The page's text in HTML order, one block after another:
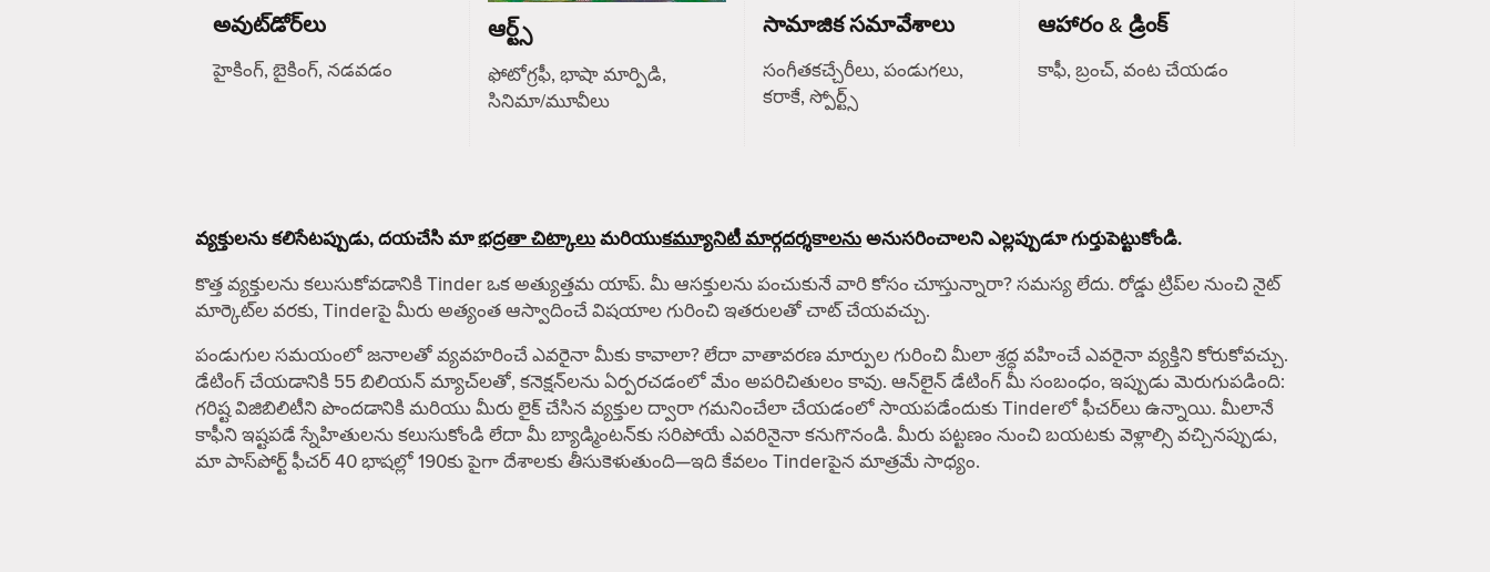
అవుట్‌డోర్‌లు
హైకింగ్, బైకింగ్, నడవడం
ఆర్ట్స్
ఫోటోగ్రఫీ, భాషా మార్పిడి,
సినిమా/మూవీలు
సామాజిక సమావేశాలు
సంగీతకచ్చేరీలు, పండుగలు,
కరాకే, స్పోర్ట్స్
ఆహారం & డ్రింక్
కాఫీ, బ్రంచ్, వంట చేయడం
వ్యక్తులను కలిసేటప్పుడు, దయచేసి మాభద్రతా చిట్కాలుమరియుకమ్యూనిటీ మార్గదర్శకాలనుఅనుసరించాలని ఎల్లప్పుడూ గుర్తుపెట్టుకోండి.
కొత్త వ్యక్తులను కలుసుకోవడానికి Tinder ఒక అత్యుత్తమ యాప్. మీ ఆసక్తులను పంచుకునే వారి కోసం చూస్తున్నారా? సమస్య లేదు. రోడ్డు ట్రిప్‌ల నుంచి నైట్
మార్కెట్‌ల వరకు, Tinderపై మీరు అత్యంత ఆస్వాదించే విషయాల గురించి ఇతరులతో చాట్ చేయవచ్చు.
పండుగుల సమయంలో జనాలతో వ్యవహరించే ఎవరైనా మీకు కావాలా? లేదా వాతావరణ మార్పుల గురించి మీలా శ్రద్ధ వహించే ఎవరైనా వ్యక్తిని కోరుకోవచ్చు.
డేటింగ్ చేయడానికి 55 బిలియన్ మ్యాచ్‌లతో, కనెక్షన్‌లను ఏర్పరచడంలో మేం అపరిచితులం కావు. ఆన్‌లైన్ డేటింగ్ మీ సంబంధం, ఇప్పుడు మెరుగుపడింది:
గరిష్ట విజిబిలిటీని పొందడానికి మరియు మీరు లైక్ చేసిన వ్యక్తుల ద్వారా గమనించేలా చేయడంలో సాయపడేందుకు Tinderలో ఫీచర్‌లు ఉన్నాయి. మీలానే
కాఫీని ఇష్టపడే స్నేహితులను కలుసుకోండి లేదా మీ బ్యాడ్మింటన్‌కు సరిపోయే ఎవరినైనా కనుగొనండి. మీరు పట్టణం నుంచి బయటకు వెళ్లాల్సి వచ్చినప్పుడు,
మా పాస్‌పోర్ట్ ఫీచర్ 40 భాషల్లో 190కు పైగా దేశాలకు తీసుకెళుతుంది—ఇది కేవలం Tinderపైన మాత్రమే సాధ్యం.